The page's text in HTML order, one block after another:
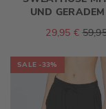
UND
29,95 €
SALE -33%